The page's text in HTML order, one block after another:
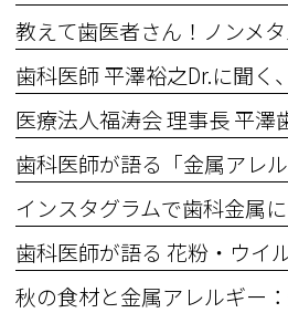
教えて歯医者さん！ノンメ